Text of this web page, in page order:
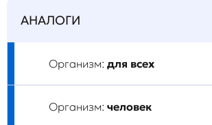
АНАЛОГИ
Организм: для всех
Организм: человек